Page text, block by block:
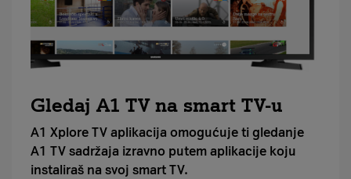
Gledaj A1 TV na smart TV-u
A1 Xplore TV aplikacija omogućuje ti gledanje
A1 TV sadržaja izravno putem aplikacije koju
instaliraš na svoj smart TV.